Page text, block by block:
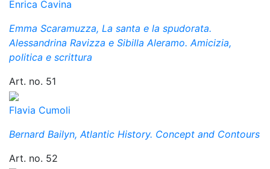
Enrica Cavina
Emma Scaramuzza, La santa e la spudorata.
Alessandrina Ravizza e Sibilla Aleramo. Amicizia,
politica e scrittura
Art. no. 51
Flavia Cumoli
Bernard Bailyn, Atlantic History. Concept and Contours
Art. no. 52